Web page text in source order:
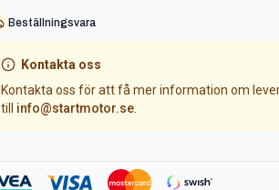
Beställningsvara
Kontakta oss
Kontakta oss för att få mer information om
till
info@startmotor.se